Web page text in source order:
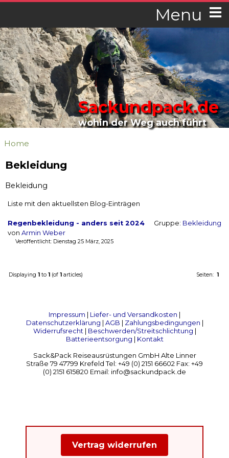
Menu
Sackundpack.de
wohin der Weg auch führt
Home
Bekleidung
Bekleidung
Liste mit den aktuellsten Blog-Einträgen
Regenbekleidung - anders seit 2024
von Armin Weber
Gruppe: Bekleidung
Veröffentlicht: Dienstag 25 März, 2025
Displaying 1 to 1 (of 1 articles) Seiten: 1
Impressum | Liefer- und Versandkosten |
Datenschutzerklärung | AGB | Zahlungsbedingungen |
Widerrufsrecht| Beschwerden/Streitschlichtung |
Batterieentsorgung | Kontakt
Sack&Pack Reiseausrüstungen GmbH Alte Linner
Straße 79 47799 Krefeld Tel: +49 (0) 2151 66602 Fax: +49
(0) 2151 615820 Email: info@sackundpack.de
Vertrag widerrufen